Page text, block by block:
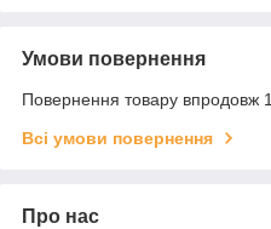
Умови повернення
Повернення товару впродовж
Всі умови повернення
Про нас